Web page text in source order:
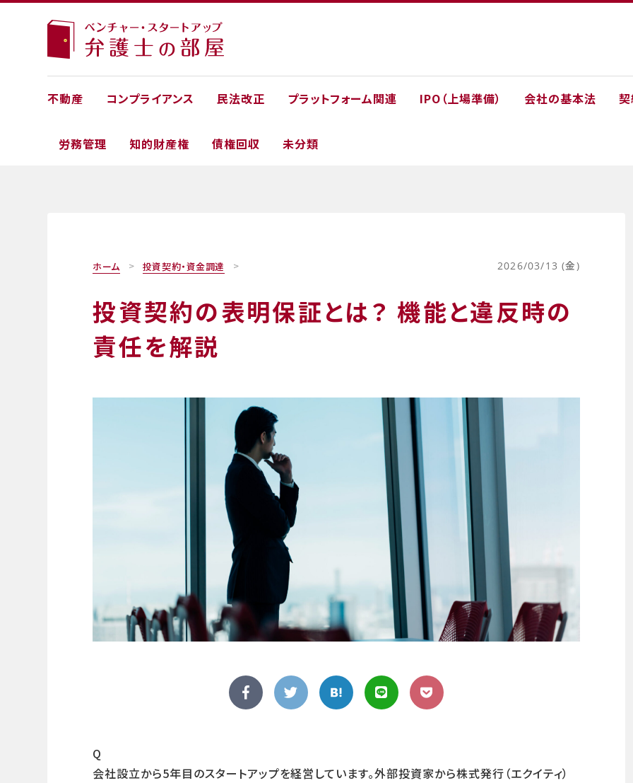
不動産 コンプライアンス 民法改正 プラットフォーム関連 IPO（上場準備） 会社の基本法 契
労務管理 知的財産権 債権回収 未分類
ホーム 投資契約・資金調達 2026/03/13 (金)
投資契約の表明保証とは？ 機能と違反時の
責任を解説
Q
会社設立から5年目のスタートアップを経営しています。外部投資家から株式発行（エクイティ）